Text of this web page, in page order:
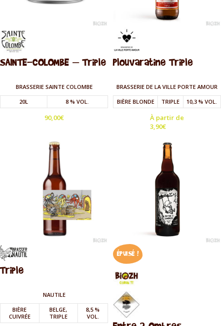
SAINTE-COLOMBE – Triple
BRASSERIE SAINTE COLOMBE
20L
8 % VOL.
90,00€
Plouvaratine Triple
BRASSERIE DE LA VILLE PORTE AMOUR
BIÈRE BLONDE
TRIPLE 10,3 % VOL.
À partir de
3,90€
Triple
NAUTILE
BIÈRE
CUIVRÉE
BELGE,
TRIPLE
8,5 %
VOL.
ÉPUISÉ !